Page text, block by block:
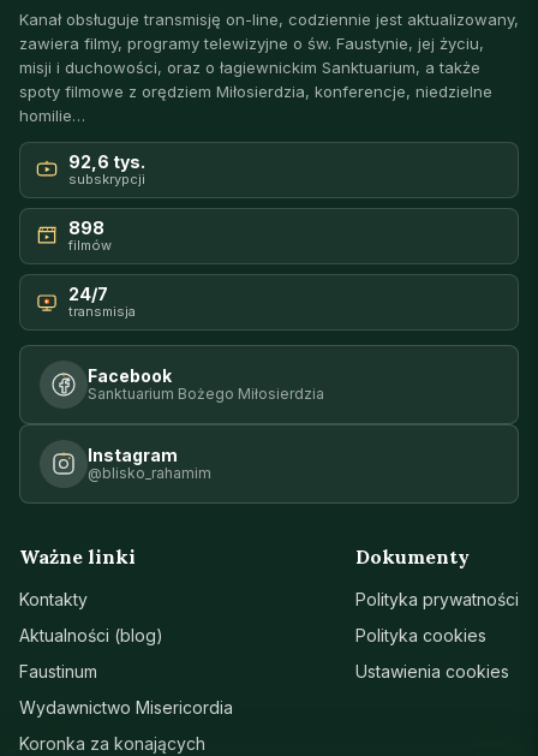
Kanał obsługuje transmisję on-line, codziennie jest aktualizowany,
zawiera filmy, programy telewizyjne o św. Faustynie, jej życiu,
misji i duchowości, oraz o łagiewnickim Sanktuarium, a także
spoty filmowe z orędziem Miłosierdzia, konferencje, niedzielne
homilie…
92,6 tys.
subskrypcji
898
filmów
24/7
transmisja
Facebook
Sanktuarium Bożego Miłosierdzia
Instagram
@blisko_rahamim
Ważne linki
Kontakty
Aktualności (blog)
Faustinum
Wydawnictwo Misericordia
Koronka za konających
Dokumenty
Polityka prywatności
Polityka cookies
Ustawienia cookies